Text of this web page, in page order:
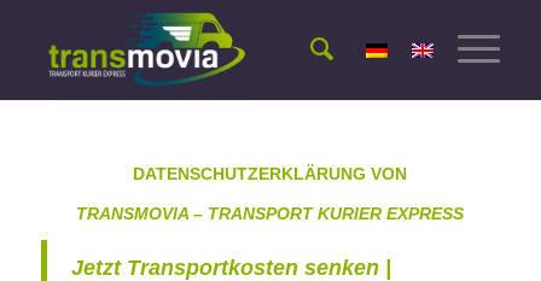
DATENSCHUTZERKLÄRUNG VON
TRANSMOVIA – TRANSPORT KURIER EXPRESS
Jetzt Transportkosten senken |